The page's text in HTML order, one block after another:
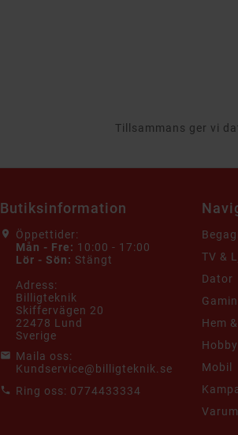
Tillsammans ger vi
Butiksinformation
Öppettider:
Mån - Fre: 10:00 - 17:00
Lör - Sön: Stängt
Adress:
Billigteknik
Skiffervägen 20
22478 Lund
Sverige
Maila oss:
Kundservice@billigteknik.se
Ring oss: 0774433334
TV &
Dator
Hem
Mobil